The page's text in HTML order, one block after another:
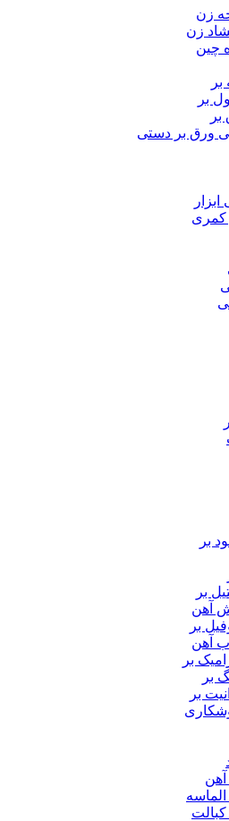
زن
زن
چین
بر
ورق بر دستی
کمری
بر
بر
آهن
بر
آهن
بر
بر
بر
آهن
کبالت